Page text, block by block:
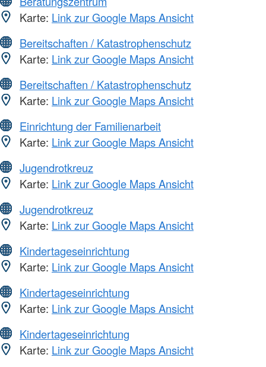
Karte: Link zur Google Maps Ansicht
Bereitschaften / Katastrophenschutz
Karte: Link zur Google Maps Ansicht
Bereitschaften / Katastrophenschutz
Karte: Link zur Google Maps Ansicht
Einrichtung der Familienarbeit
Karte: Link zur Google Maps Ansicht
Jugendrotkreuz
Karte: Link zur Google Maps Ansicht
Jugendrotkreuz
Karte: Link zur Google Maps Ansicht
Kindertageseinrichtung
Karte: Link zur Google Maps Ansicht
Kindertageseinrichtung
Karte: Link zur Google Maps Ansicht
Kindertageseinrichtung
Karte: Link zur Google Maps Ansicht